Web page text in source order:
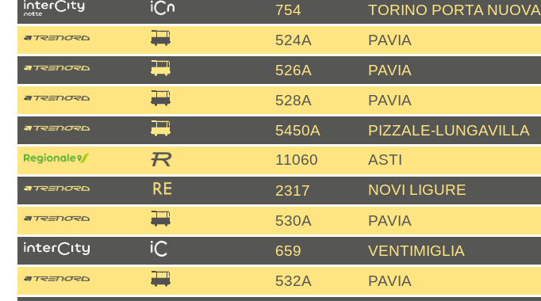
754
TORINO PORTA NUOVA
524A
PAVIA
526A
PAVIA
528A
PAVIA
5450A
PIZZALE-LUNGAVILLA
11060
ASTI
2317
NOVI LIGURE
530A
PAVIA
659
VENTIMIGLIA
532A
PAVIA